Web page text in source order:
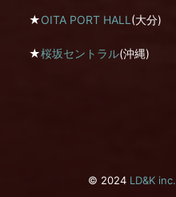
★OITA PORT HALL (大分)
★桜坂セントラル(沖縄)
© 2024 LD&K inc.